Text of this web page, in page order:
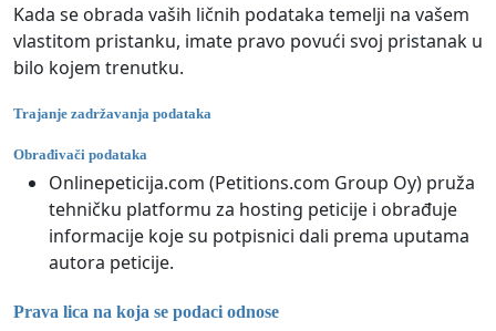
Kada se obrada vaših ličnih podataka temelji na vašem
vlastitom pristanku, imate pravo povući svoj pristanak u
bilo kojem trenutku.
Trajanje zadržavanja podataka
Obrađivači podataka
Onlinepeticija.com (Petitions.com Group Oy) pruža
tehničku platformu za hosting peticije i obrađuje
informacije koje su potpisnici dali prema uputama
autora peticije.
Prava lica na koja se podaci odnose